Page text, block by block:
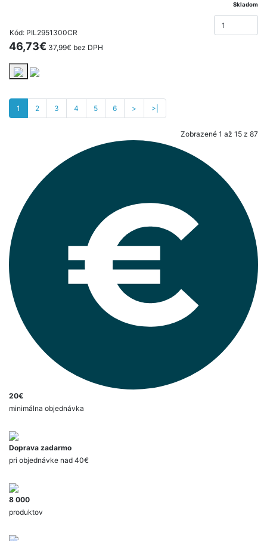
Kód: PIL2951300CR
Skladom
46,73€ 37,99€ bez DPH
1 2 3 4 5 6 > >|
Zobrazené 1 až 15 z 87
20€
minimálna objednávka
Doprava zadarmo
pri objednávke nad 40€
8 000
produktov